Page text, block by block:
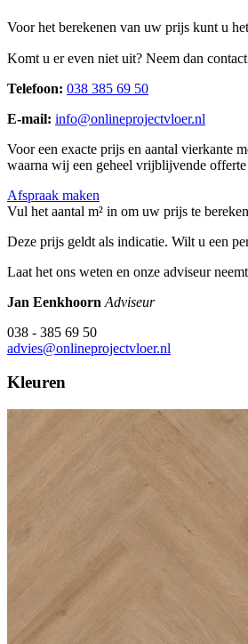
Voor het berekenen van uw prijs kunt u
Komt u er even niet uit? Neem dan
Telefoon: 038 385 69 50
E-mail: info@onlineprojectvloer.nl
Voor een exacte prijs en aantal vierkante
waarna wij een geheel vrijblijvende
Afspraak maken
Vul het aantal m² in om uw prijs te
Deze prijs geldt als indicatie. Wilt u een
Laat het ons weten en onze adviseur
Jan Eenkhoorn Adviseur
038 - 385 69 50
advies@onlineprojectvloer.nl
Kleuren